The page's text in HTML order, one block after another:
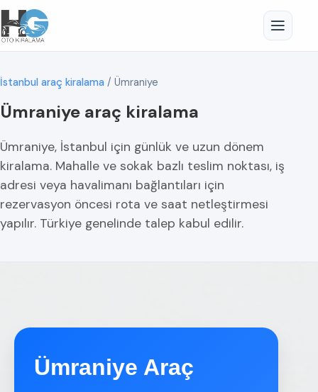
İstanbul araç kiralama / Ümraniye
Ümraniye araç kiralama
Ümraniye, İstanbul için günlük ve uzun dönem
kiralama. Mahalle ve sokak bazlı teslim noktası, iş
adresi veya havalimanı bağlantıları için
rezervasyon öncesi rota ve saat netleştirmesi
yapılır. Türkiye genelinde talep kabul edilir.
Ümraniye Araç